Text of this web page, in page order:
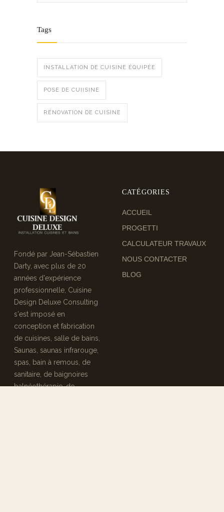
Tags
INSTALLATION DE CUISINE ÉQUIPÉE
POSE DE CUIISINE
RÉNOVATION DE CUISINE
Fondé par Jean-Sébastien
Darty, avec plus de 20
années d'expérience
professionnelle, Cuisine
Design Deluxe Consulting
s'est imposé en
conception et fabrication
de cuisines, salle de bains,
Saunas, saunas infrarouge,
spas, bain à remous, de
sanitaire, de baignoires
balnéothérapie, de
CATÉGORIES
ACCUEIL
PROGETTI
CALCULATEUR TRAVAUX
NOUS CONTACTER
BLOG